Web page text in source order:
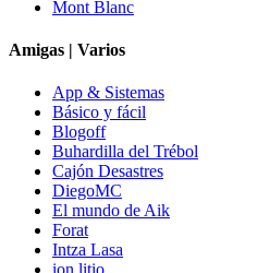
Mont Blanc
Amigas | Varios
App & Sistemas
Básico y fácil
Blogoff
Buhardilla del Trébol
Cajón Desastres
DiegoMC
El mundo de Aik
Forat
Intza Lasa